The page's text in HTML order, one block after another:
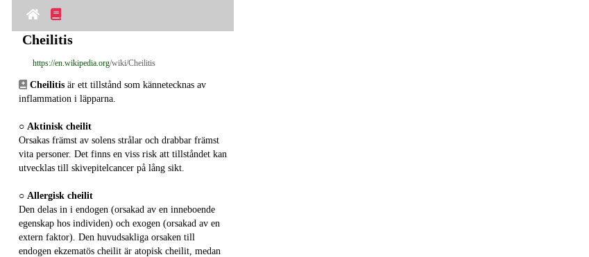
Cheilitis
https://en.wikipedia.org/wiki/Cheilitis
Cheilitis är ett tillstånd som kännetecknas av
inflammation i läpparna.
○ Aktinisk cheilit
Orsakas främst av solens strålar och drabbar främst
vita personer. Det finns en viss risk att tillståndet kan
utvecklas till skivepitelcancer på lång sikt.
○ Allergisk cheilit
Den delas in i endogen (orsakad av en inneboende
egenskap hos individen) och exogen (orsakad av en
extern faktor). Den huvudsakliga orsaken till
endogen ekzematös cheilit är atopisk cheilit, medan